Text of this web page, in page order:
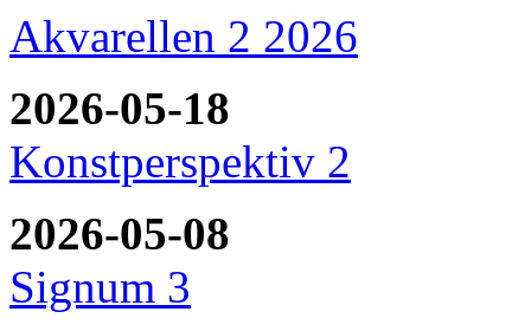
Akvarellen 2 2026
2026-05-18
Konstperspektiv 2
2026-05-08
Signum 3